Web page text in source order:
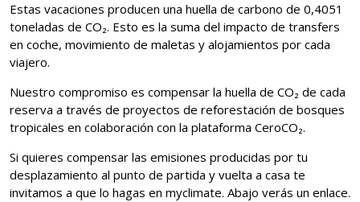
Estas vacaciones producen una huella de carbono de 0,4051
toneladas de CO₂. Esto es la suma del impacto de transfers
en coche, movimiento de maletas y alojamientos por cada
viajero.
Nuestro compromiso es compensar la huella de CO₂ de cada
reserva a través de proyectos de reforestación de bosques
tropicales en colaboración con la plataforma CeroCO₂.
Si quieres compensar las emisiones producidas por tu
desplazamiento al punto de partida y vuelta a casa te
invitamos a que lo hagas en myclimate. Abajo verás un enlace.